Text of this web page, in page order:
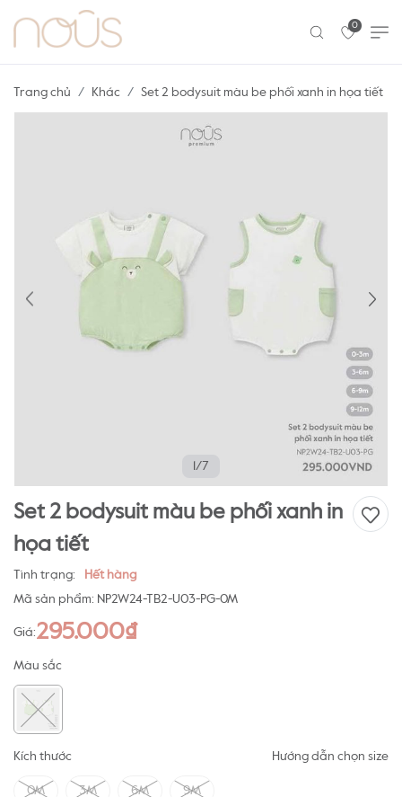
0
Trang chủ Khác Set 2 bodysuit màu be phối xanh in họa tiết
1/7
Set 2 bodysuit màu be phối xanh in
họa tiết
Tình trạng:
Hết hàng
Mã sản phẩm: NP2W24-TB2-U03-PG-0M
Giá:295.000₫
Màu sắc
Kích thước Hướng dẫn chọn size
0M 3M 6M 9M